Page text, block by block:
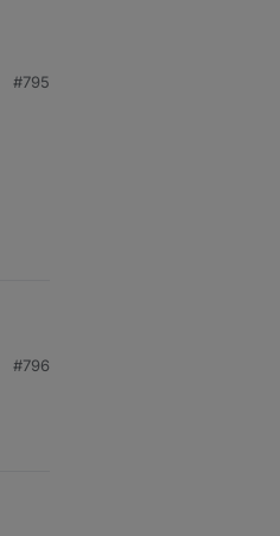
#795
#796